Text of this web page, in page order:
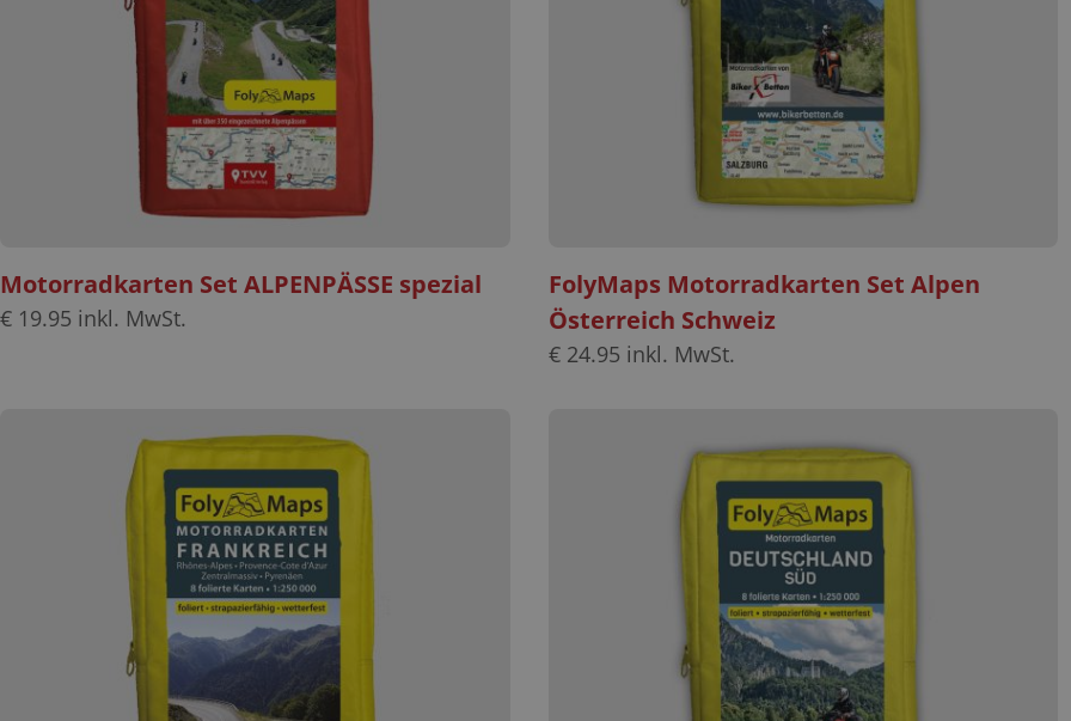
Motorradkarten Set ALPENPÄSSE spezial
€ 19.95 inkl. MwSt.
FolyMaps Motorradkarten Set Alpen
Österreich Schweiz
€ 24.95 inkl. MwSt.